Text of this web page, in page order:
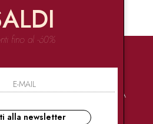
CONSEGNE
RAPIDE
ASSISTENZA
fino al -60%
alla newsletter